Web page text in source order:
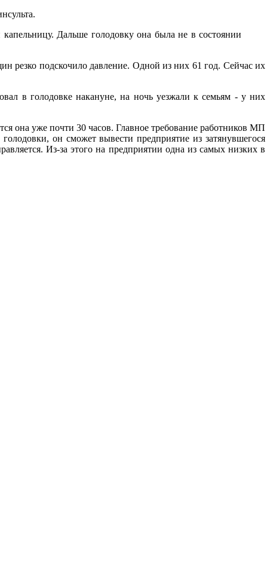
Дальше голодовку она была не в состоянии
резко подскочило давление. Одной из них 61 год. Сейчас их
в голодовке накануне, на ночь уезжали к семьям - у них
она уже почти 30 часов. Главное требование работников МП
он сможет вывести предприятие из затянувшегося
Из-за этого на предприятии одна из самых низких в